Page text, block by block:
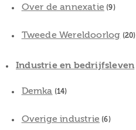
Over de annexatie (9)
Tweede Wereldoorlog (20)
Industrie en bedrijfsleven
Demka (14)
Overige industrie (6)